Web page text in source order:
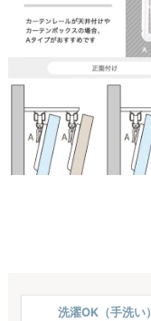
洗濯OK（手洗い）